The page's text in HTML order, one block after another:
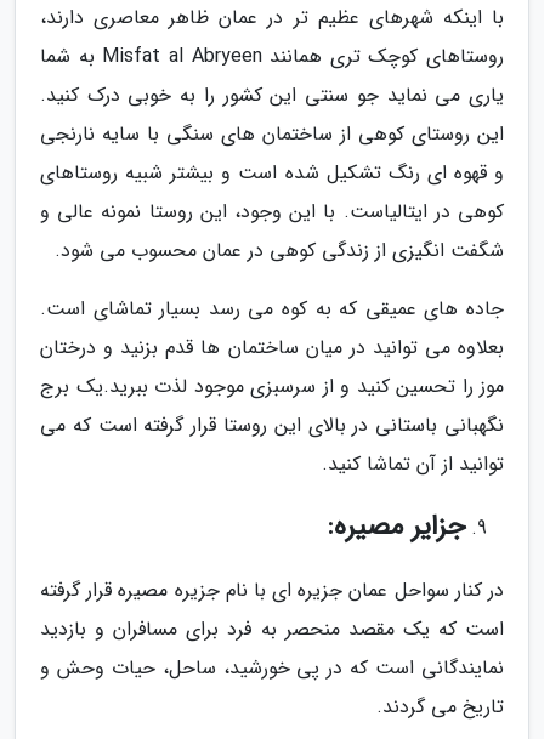
با اینکه شهرهای عظیم تر در عمان ظاهر معاصری دارند،
روستاهای کوچک تری همانند Misfat al Abryeen به شما
یاری می نماید جو سنتی این کشور را به خوبی درک کنید.
این روستای کوهی از ساختمان های سنگی با سایه نارنجی
و قهوه ای رنگ تشکیل شده است و بیشتر شبیه روستاهای
کوهی در ایتالیاست. با این وجود، این روستا نمونه عالی و
شگفت انگیزی از زندگی کوهی در عمان محسوب می شود.
جاده های عمیقی که به کوه می رسد بسیار تماشای است.
بعلاوه می توانید در میان ساختمان ها قدم بزنید و درختان
موز را تحسین کنید و از سرسبزی موجود لذت ببرید.یک برج
نگهبانی باستانی در بالای این روستا قرار گرفته است که می
توانید از آن تماشا کنید.
جزایر مصیره:
در کنار سواحل عمان جزیره ای با نام جزیره مصیره قرار گرفته
است که یک مقصد منحصر به فرد برای مسافران و بازدید
نمایندگانی است که در پی خورشید، ساحل، حیات وحش و
تاریخ می گردند.